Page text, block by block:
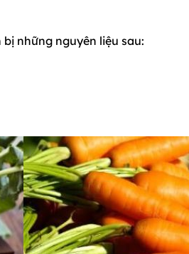
những nguyên liệu sau: